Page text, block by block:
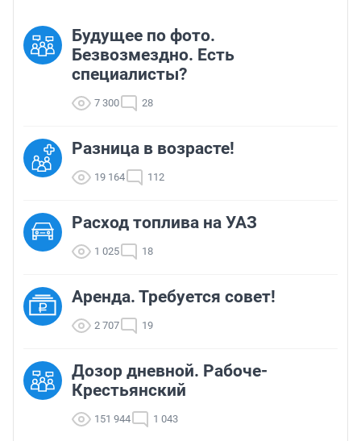
Будущее по фото.
Безвозмездно. Есть
специалисты?
7 300 28
Разница в возрасте!
19 164 112
Расход топлива на УАЗ
1 025 18
Аренда. Требуется совет!
2 707 19
Дозор дневной. Рабоче-
Крестьянский
151 944 1 043